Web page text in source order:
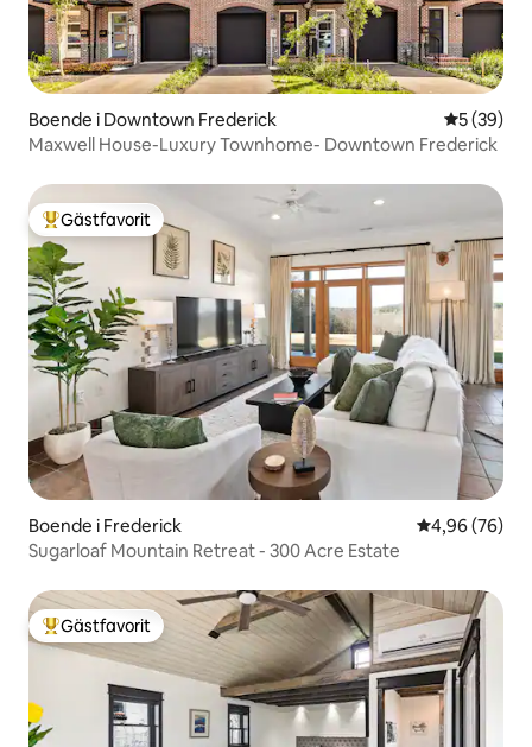
Boende i Downtown Frederick 5 av 5 i
5 (39)
Maxwell House-Luxury Townhome- Downtown Frederick
Populär gästfavorit
Gästfavorit
Boende i Frederick 4,96 av 5 i
4,96 (76)
Sugarloaf Mountain Retreat - 300 Acre Estate
Populär gästfavorit
Gästfavorit